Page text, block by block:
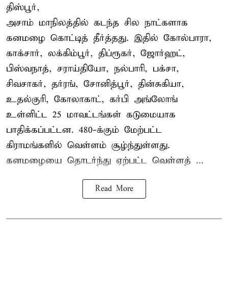
திஸ்பூர்,
அசாம் மாநிலத்தில் கடந்த சில நாட்களாக
கனமழை கொட்டித் தீர்த்தது. இதில் கோல்பாரா,
காக்சார், லக்கிம்பூர், திப்ரூகர், ஜோர்ஹட்,
பிஸ்வநாத், சராய்தியோ, நல்பாரி, பக்சா,
சிவசாகர், தர்ரங், சோனித்பூர், தின்சுகியா,
உதல்குரி, கோலாகாட், கர்பி அங்லோங்
உள்ளிட்ட 25 மாவட்டங்கள் கடுமையாக
பாதிக்கப்பட்டன. 480-க்கும் மேற்பட்ட
கிராமங்களில் வெள்ளம் சூழ்ந்துள்ளது.
கனமழையை தொடர்ந்து ஏற்பட்ட வெள்ளத் ...
Read More